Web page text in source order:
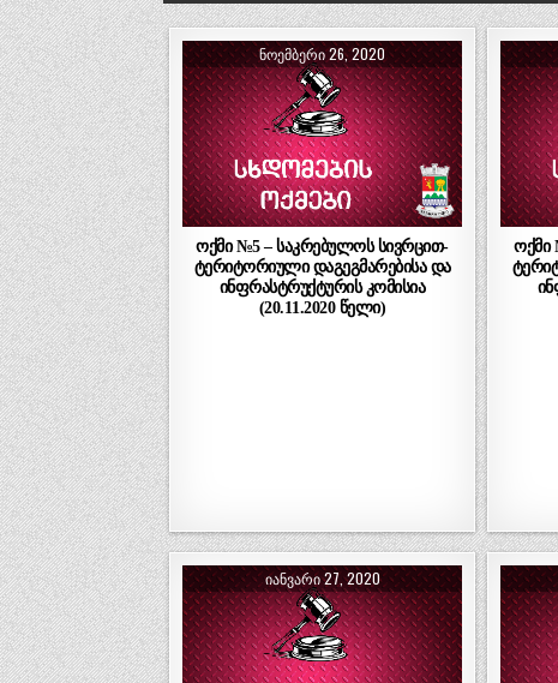
ᲜᲝᲔᲛᲑᲔᲠᲘ 26, 2020
ოქმი №5 – საკრებულოს სივრცით-
ტერიტორიული დაგეგმარებისა და
ინფრასტრუქტურის კომისია
(20.11.2020 წელი)
ოქმი
ᲘᲐᲜᲕᲐᲠᲘ 27, 2020